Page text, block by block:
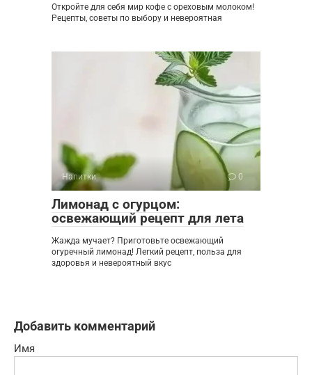
Откройте для себя мир кофе с ореховым молоком!
Рецепты, советы по выбору и невероятная
Напитки 0
Лимонад с огурцом:
освежающий рецепт для лета
Жажда мучает? Приготовьте освежающий
огуречный лимонад! Легкий рецепт, польза для
здоровья и невероятный вкус
Добавить комментарий
Имя